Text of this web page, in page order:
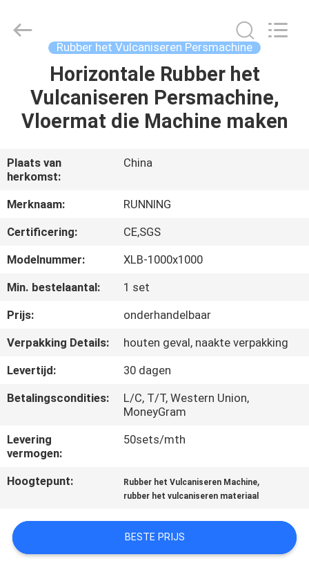
PRODUCTEN
ONGEVEER
ONS
FABRIEKSREIS
CONTACTEER
ONS
GEVALLEN
SITEMAP
PRIVACY
POLICY
Machine
CO.,LTD.
Rubber het Vulcaniseren Persmachine
Horizontale Rubber het
Vulcaniseren Persmachine,
Vloermat die Machine maken
Plaats van
herkomst:
China
Merknaam:
RUNNING
Certificering:
CE,SGS
Modelnummer:
XLB-1000x1000
Min. bestelaantal:
1 set
Prijs:
onderhandelbaar
Verpakking Details:
houten geval, naakte verpakking
Levertijd:
30 dagen
Betalingscondities:
L/C, T/T, Western Union,
MoneyGram
Levering
vermogen:
50sets/mth
Hoogtepunt: Rubber het Vulcaniseren Machine,
rubber het vulcaniseren materiaal
BESTE PRIJS